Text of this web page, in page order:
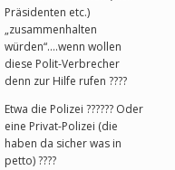
Präsidenten etc.)
„zusammenhalten
würden“….wenn wollen
diese Polit-Verbrecher
denn zur Hilfe rufen ????
Etwa die Polizei ?????? Oder
eine Privat-Polizei (die
haben da sicher was in
petto) ????